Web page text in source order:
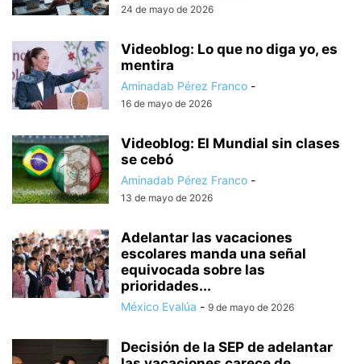
24 de mayo de 2026
Videoblog: Lo que no diga yo, es
mentira
Aminadab Pérez Franco -
16 de mayo de 2026
Videoblog: El Mundial sin clases
se cebó
Aminadab Pérez Franco -
13 de mayo de 2026
Adelantar las vacaciones
escolares manda una señal
equivocada sobre las
prioridades...
México Evalúa - 9 de mayo de 2026
Decisión de la SEP de adelantar